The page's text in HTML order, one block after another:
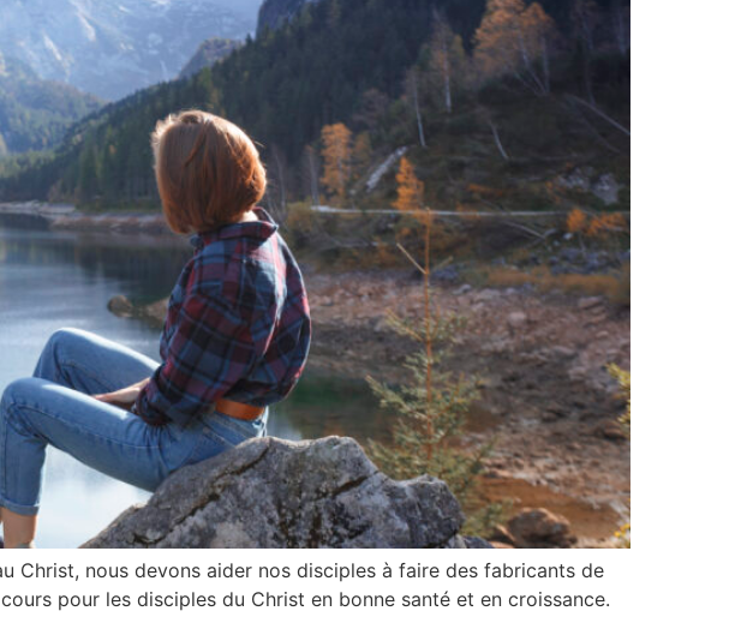
Christ, nous devons aider nos disciples à faire des fabricants de
pour les disciples du Christ en bonne santé et en croissance.